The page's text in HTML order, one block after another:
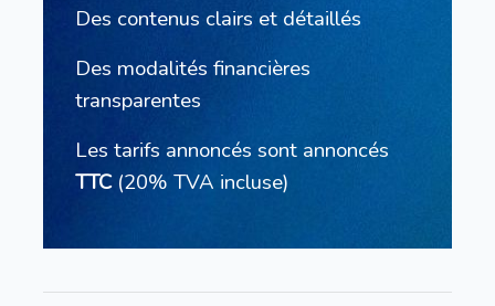
Des contenus clairs et détaillés
Des modalités financières
transparentes
Les tarifs annoncés sont annoncés
TTC(20% TVA incluse)